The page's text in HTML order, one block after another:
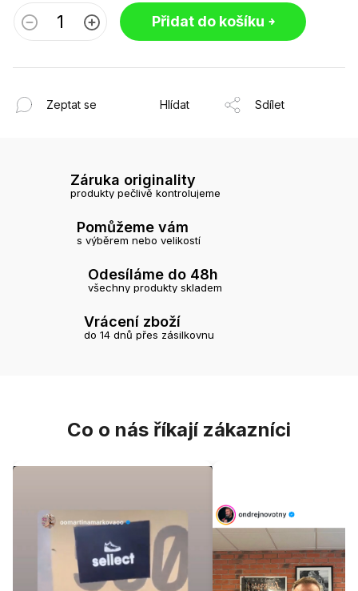
Přidat do košíku
Zeptat se Hlídat Sdílet
Záruka originality
produkty pečlivě kontrolujeme
Pomůžeme vám
s výběrem nebo velikostí
Odesíláme do 48h
všechny produkty skladem
Vrácení zboží
do 14 dnů přes zásilkovnu
Co o nás říkají zákazníci